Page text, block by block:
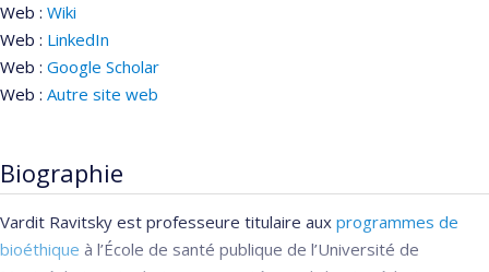
Web : Wiki
Web : LinkedIn
Web : Google Scholar
Web : Autre site web
Biographie
Vardit Ravitsky est professeure titulaire aux programmes de
bioéthique à l’École de santé publique de l’Université de